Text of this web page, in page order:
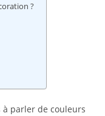
?
à parler de couleurs